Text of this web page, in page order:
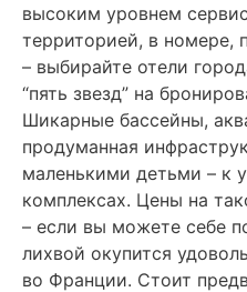
высоким уровнем
территорией, в
– выбирайте отели
“пять звезд” на
Шикарные бассейны,
продуманная
маленькими детьми – к
комплексах. Цены на
– если вы можете себе
лихвой окупится
во Франции. Стоит